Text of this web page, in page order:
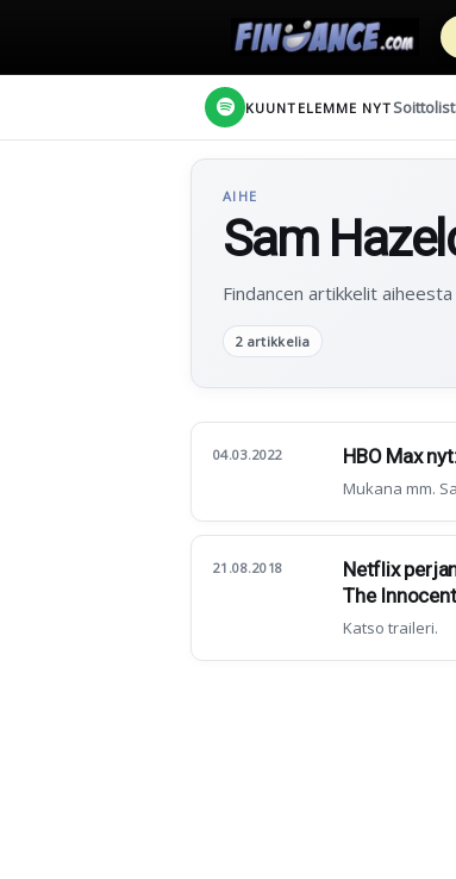
KUUNTELEMME NYT
AIHE
Sam
Findancen artikkelit
2 artikkelia
04.03.2022 HBO Max
Mukana mm.
21.08.2018
Netflix
The
Katso traileri.